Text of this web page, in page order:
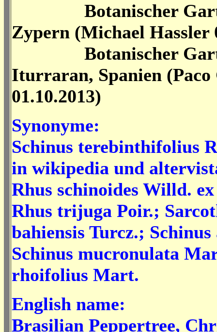
Botanischer
Zypern (Michael Hassler
Botanischer
Iturraran, Spanien
01.10.2013)
Synonyme:
Schinus terebinthifolius
in wikipedia und
Rhus schinoides Willd.
Rhus trijuga Poir.;
bahiensis Turcz.;
Schinus mucronulata
rhoifolius Mart.
English name:
Brasilian Peppertree,